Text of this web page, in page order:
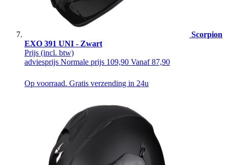
Scorpion
EXO 391 UNI - Zwart
Prijs (incl. btw)
adviesprijs Normale prijs 109,90 Vanaf 87,90
Op voorraad. Gratis verzending in 24u